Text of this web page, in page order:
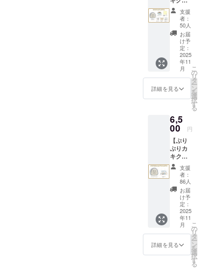
プ 1点
・キャ
ンバス
ポー
チ 1点
・マグ
カッ
プ 1点
・刺繍
ハンカ
チ 1点
画像は
イメー
す。 金
額には
消費税
（10%
）を含
んでお
りま
す。
ズプラ
ン】 ・
クッ
ション
ブラン
ケッ
ト 1点
・マス
キング
テー
プ 1点
・キャ
チ 1点
・マグ
カッ
プ 1点
・刺繍
ハンカ
チ 1点
・記念
カー
ド 1点
画像は
イメー
ジで
す。 金
額には
消費税
（10%
料990円
支援
者：
50人
お届
け予
定：
2025
年11
月
詳細を見る
こ
の
リ
タ
ー
ン
を
選
択
す
る
6,5
00 円
【ぷり
ぷりカ
キクッ
ション
ブラン
ケット
プラ
ン】 ・
クッ
ション
ブラン
ケッ
ト 1点
・記念
カー
ド 1点
支援
者：
86人
お届
け予
定：
2025
年11
月
詳細を見る
こ
の
リ
タ
ー
ン
を
選
択
す
る